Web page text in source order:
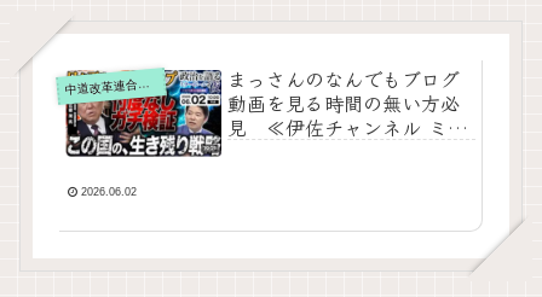
中道改革連合の動画をテキスト要約
まっさんのなんでもブログ
動画を見る時間の無い方必
見 ≪伊佐チャンネル ミラ
チ検証！日本政治の在り方
テキスト要約
2026.06.02